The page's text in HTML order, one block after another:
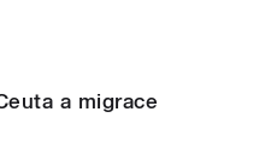
a migrace